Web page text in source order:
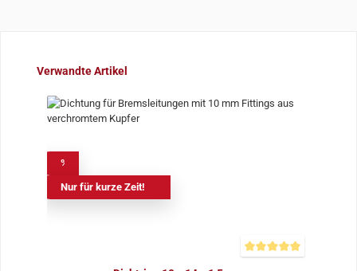
Produktgalerie überspringen
Verwandte Artikel
Nur für kurze Zeit!